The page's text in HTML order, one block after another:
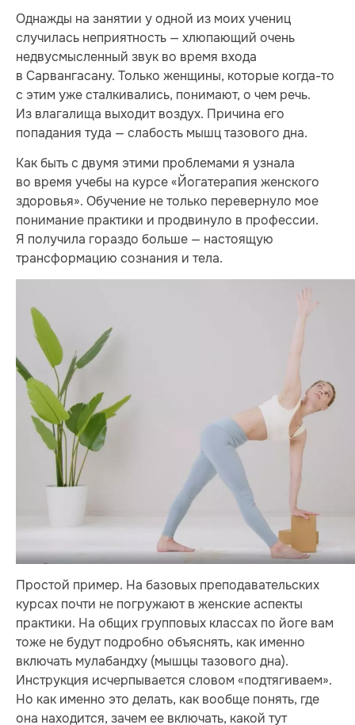
Однажды на занятии у одной из моих учениц
случилась неприятность — хлюпающий очень
недвусмысленный звук во время входа
в Сарвангасану. Только женщины, которые когда-то
с этим уже сталкивались, понимают, о чем речь.
Из влагалища выходит воздух. Причина его
попадания туда — слабость мышц тазового дна.
Как быть с двумя этими проблемами я узнала
во время учебы на курсе «Йогатерапия женского
здоровья». Обучение не только перевернуло мое
понимание практики и продвинуло в профессии.
Я получила гораздо больше — настоящую
трансформацию сознания и тела.
Простой пример. На базовых преподавательских
курсах почти не погружают в женские аспекты
практики. На общих групповых классах по йоге вам
тоже не будут подробно объяснять, как именно
включать мулабандху (мышцы тазового дна).
Инструкция исчерпывается словом «подтягиваем».
Но как именно это делать, как вообще понять, где
она находится, зачем ее включать, какой тут